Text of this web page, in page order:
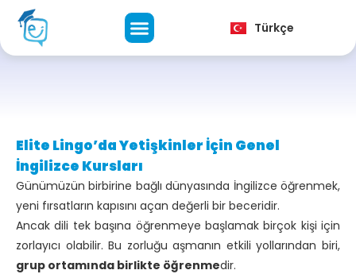
Türkçe
فارسی
Elite Lingo’da Yetişkinler İçin Genel
İngilizce Kursları
Günümüzün birbirine bağlı dünyasında İngilizce öğrenmek,
yeni fırsatların kapısını açan değerli bir beceridir.
Ancak dili tek başına öğrenmeye başlamak birçok kişi için
zorlayıcı olabilir. Bu zorluğu aşmanın etkili yollarından biri,
grup ortamında birlikte öğrenmedir.